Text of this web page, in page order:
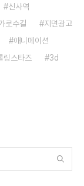
신사역
로수길
지면광고
애니메이션
링스타즈
3d